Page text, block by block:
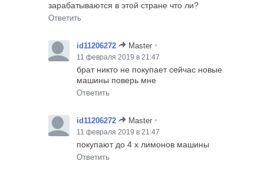
зарабатываются в этой стране что ли?
Ответить
id11206272 Master •
11 февраля 2019 в 21:47
брат никто не покупает сейчас новые
машины поверь мне
Ответить
id11206272 Master •
11 февраля 2019 в 21:47
покупают до 4 х лимонов машины
Ответить